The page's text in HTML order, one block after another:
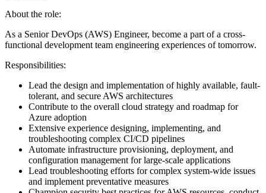
About the role:
As a Senior DevOps (AWS) Engineer, become a part of a cross-
functional development team engineering experiences of tomorrow.
Responsibilities:
Lead the design and implementation of highly available, fault-
tolerant, and secure AWS architectures
Contribute to the overall cloud strategy and roadmap for
Azure adoption
Extensive experience designing, implementing, and
troubleshooting complex CI/CD pipelines
Automate infrastructure provisioning, deployment, and
configuration management for large-scale applications
Lead troubleshooting efforts for complex system-wide issues
and implement preventative measures